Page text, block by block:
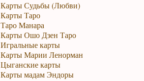
Карты Судьбы (Любви)
Карты Таро
Таро Манара
Карты Ошо Дзен Таро
Игральные карты
Карты Марии Ленорман
Цыганские карты
Карты мадам Эндоры